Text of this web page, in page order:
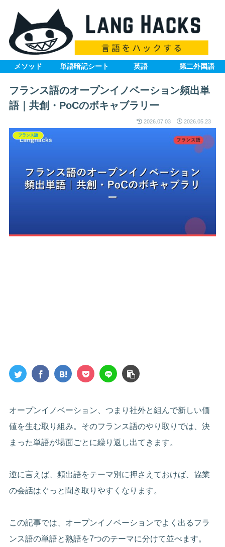
メソッド 単語暗記シート 英語 第二外国語
フランス語のオープンイノベーション頻出単
語｜共創・PoCのボキャブラリー
2026.07.03 2026.05.23
フランス語
オープンイノベーション、つまり社外と組んで新しい価
値を生む取り組み。そのフランス語のやり取りでは、決
まった単語が場面ごとに繰り返し出てきます。
逆に言えば、頻出語をテーマ別に押さえておけば、協業
の会話はぐっと聞き取りやすくなります。
この記事では、オープンイノベーションでよく出るフラ
ンス語の単語と熟語を7つのテーマに分けて並べます。